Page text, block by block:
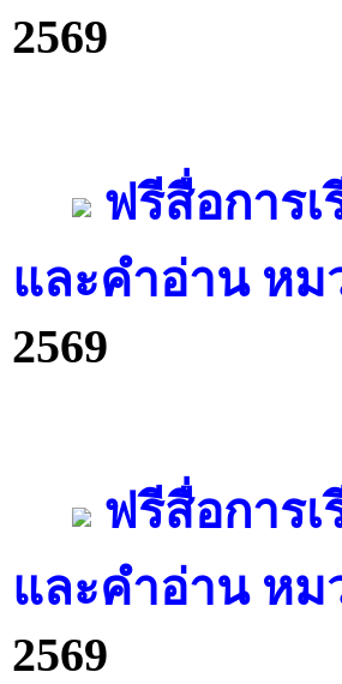
2569
ฟรีสื่อการ
และคำอ่าน หม
2569
ฟรีสื่อการ
และคำอ่าน หม
2569